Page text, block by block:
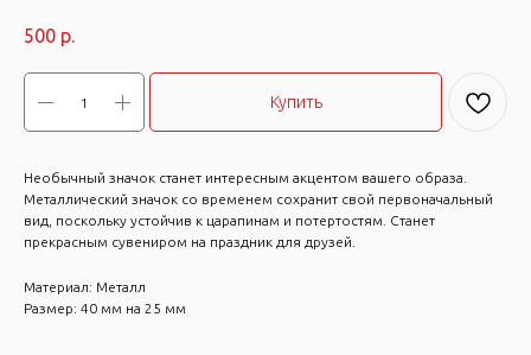
500 р.
Купить
Необычный значок станет интересным акцентом вашего образа.
Металлический значок со временем сохранит свой первоначальный
вид, поскольку устойчив к царапинам и потертостям. Станет
прекрасным сувениром на праздник для друзей.
Материал: Металл
Размер: 40 мм на 25 мм